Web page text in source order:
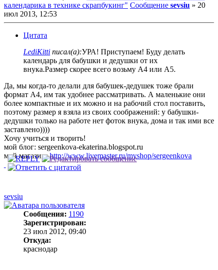
календарика в технике скрапбукинг" Сообщение sevsiu » 20
июл 2013, 12:53
Цитата
LediKitti писал(а):УРА! Приступаем! Буду делать
календарь для бабушки и дедушки от их
внука.Размер скорее всего возьму А4 или А5.
Да, мы когда-то делали для бабушек-дедушек тоже брали
формат А4, им так удобнее рассматривать. А маленькие они
более компактные и их можно и на рабочий стол поставить,
поэтому размер я взяла из своих соображений: у бабушки-
дедушки только на работе нет фоток внука, дома и так ими все
заставлено))))
Хочу учиться и творить!
мой блог: sergeenkova-ekaterina.blogspot.ru
мой магазин:http://www.livemaster.ru/myshop/sergeenkova
sevsiu
Сообщения: 1190
Зарегистрирован:
23 июл 2012, 09:40
Откуда:
краснодар